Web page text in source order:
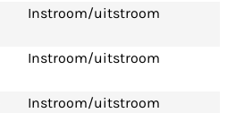
Instroom/uitstroom
Instroom/uitstroom
Instroom/uitstroom